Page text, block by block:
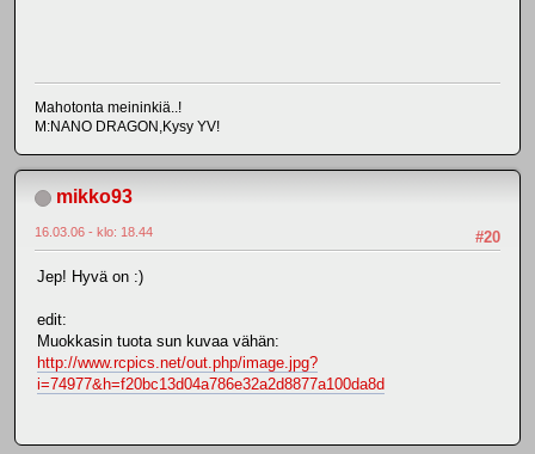
Mahotonta meininkiä..!
M:NANO DRAGON,Kysy YV!
mikko93
#20
16.03.06 - klo: 18.44
Jep! Hyvä on :)
edit:
Muokkasin tuota sun kuvaa vähän:
http://www.rcpics.net/out.php/image.jpg?
i=74977&h=f20bc13d04a786e32a2d8877a100da8d